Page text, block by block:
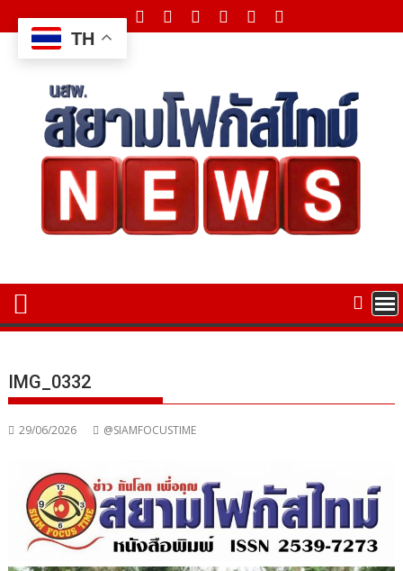
to
content
IMG_0332
29/06/2026 @SIAMFOCUSTIME
TH